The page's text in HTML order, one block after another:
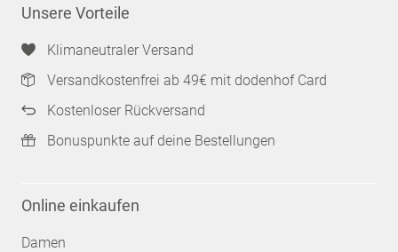
Unsere Vorteile
Klimaneutraler Versand
Versandkostenfrei ab 49€ mit dodenhof Card
Kostenloser Rückversand
Bonuspunkte auf deine Bestellungen
Online einkaufen
Damen